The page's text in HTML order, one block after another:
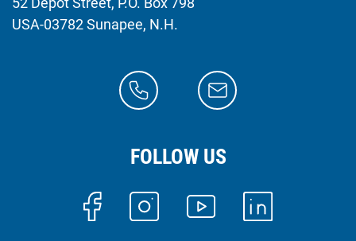
USA-03782 Sunapee, N.H.
FOLLOW US